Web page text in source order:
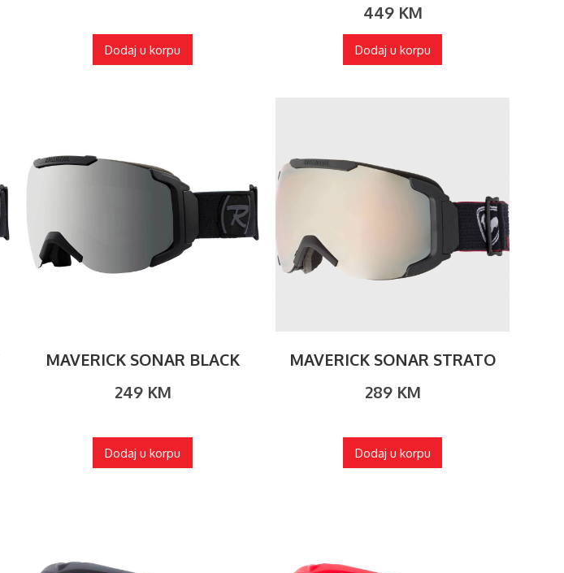
Dodaj u korpu
449 KM
Dodaj u korpu
MAVERICK SONAR BLACK
249 KM
Dodaj u korpu
MAVERICK SONAR STRATO
289 KM
Dodaj u korpu